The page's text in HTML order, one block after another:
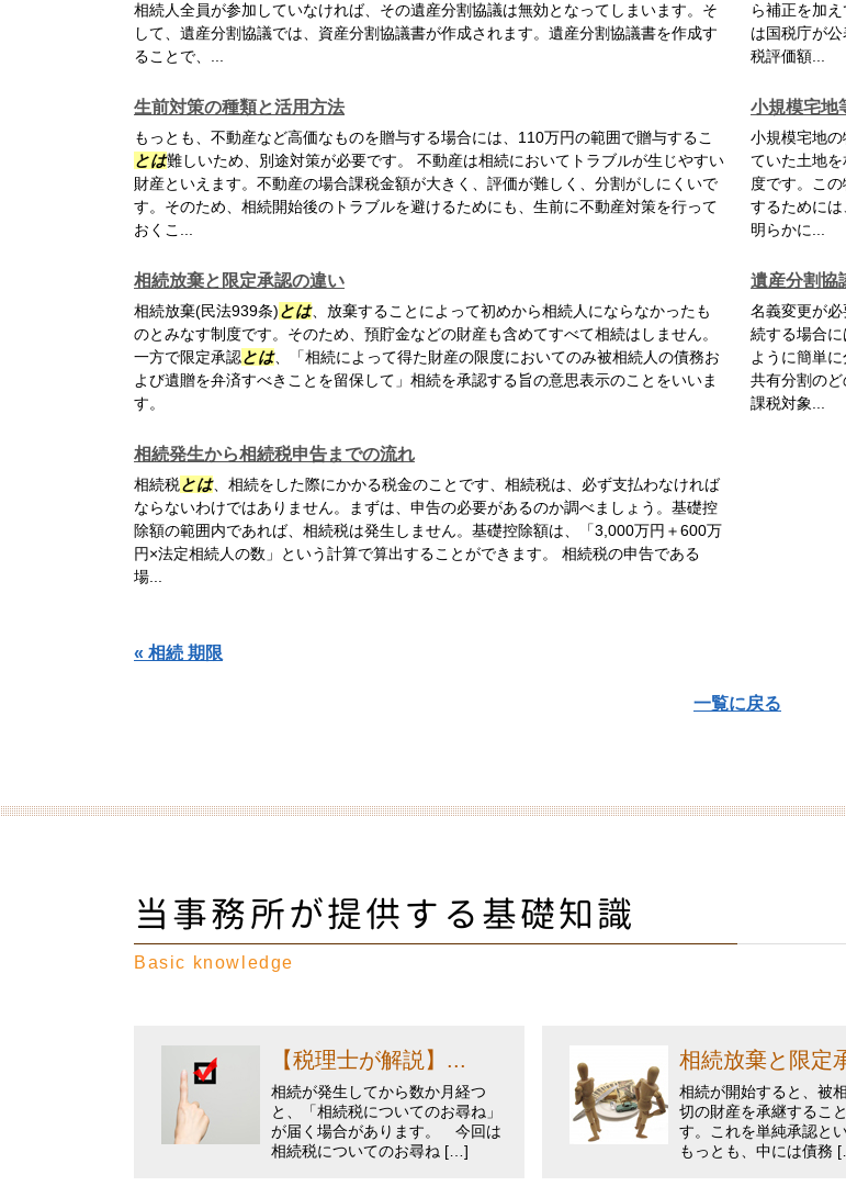
相続人全員が参加していなければ、その遺産分割協議は無効となってしまいます。そ
して、遺産分割協議では、資産分割協議書が作成されます。遺産分割協議書を作成す
ることで、...
ら補正を加
は国税庁が
税評価額...
生前対策の種類と活用方法
もっとも、不動産など高価なものを贈与する場合には、110万円の範囲で贈与するこ
とは難しいため、別途対策が必要です。 不動産は相続においてトラブルが生じやすい
財産といえます。不動産の場合課税金額が大きく、評価が難しく、分割がしにくいで
す。そのため、相続開始後のトラブルを避けるためにも、生前に不動産対策を行って
おくこ...
小規模宅地
小規模宅地の
ていた土地
度です。こ
するために
明らかに...
相続放棄と限定承認の違い
相続放棄(民法939条)とは、放棄することによって初めから相続人にならなかったも
のとみなす制度です。そのため、預貯金などの財産も含めてすべて相続はしません。
一方で限定承認とは、「相続によって得た財産の限度においてのみ被相続人の債務お
よび遺贈を弁済すべきことを留保して」相続を承認する旨の意思表示のことをいいま
す。
遺産分割協
名義変更が
続する場合
ように簡単に
共有分割の
課税対象...
相続発生から相続税申告までの流れ
相続税とは、相続をした際にかかる税金のことです、相続税は、必ず支払わなければ
ならないわけではありません。まずは、申告の必要があるのか調べましょう。基礎控
除額の範囲内であれば、相続税は発生しません。基礎控除額は、「3,000万円＋600万
円×法定相続人の数」という計算で算出することができます。 相続税の申告である
場...
« 相続 期限
一覧に戻る
当事務所が提供する基礎知識
Basic knowledge
【税理士が解説】...
相続が発生してから数か月経つ
と、「相続税についてのお尋ね」
が届く場合があります。 今回は
相続税についてのお尋ね […]
相続放棄と限定
相続が開始すると、被
切の財産を承継するこ
す。これを単純承認とい
もっとも、中には債務